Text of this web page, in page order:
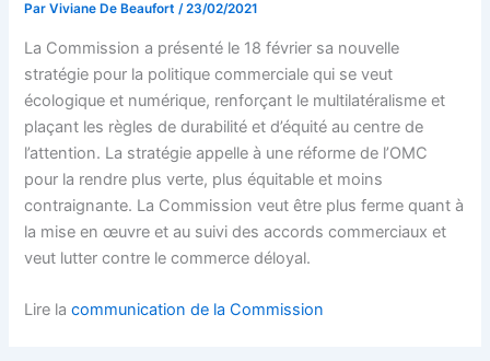
ParViviane De Beaufort/23/02/2021
La Commission a présenté le 18 février sa nouvelle
stratégie pour la politique commerciale qui se veut
écologique et numérique, renforçant le multilatéralisme et
plaçant les règles de durabilité et d’équité au centre de
l’attention. La stratégie appelle à une réforme de l’OMC
pour la rendre plus verte, plus équitable et moins
contraignante. La Commission veut être plus ferme quant à
la mise en œuvre et au suivi des accords commerciaux et
veut lutter contre le commerce déloyal.
Lire lacommunication de la Commission